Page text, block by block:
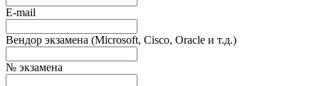
E-mail
Вендор экзамена (Microsoft, Cisco, Oracle и т.д.)
№ экзамена